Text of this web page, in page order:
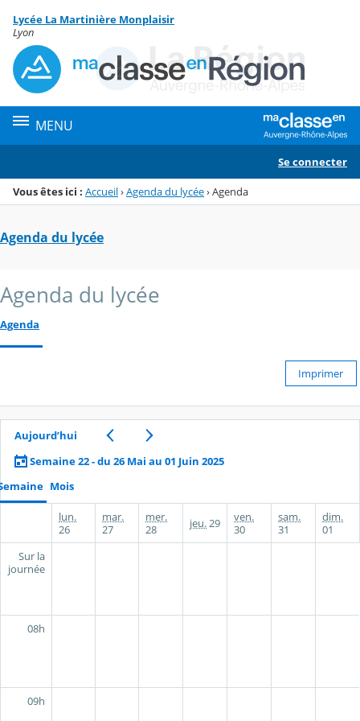
Menu de la rubrique
Contenu
Lycée La Martinière Monplaisir
Lyon
MENU
Se connecter
Vous êtes ici : Accueil›Agenda du lycée›Agenda
Agenda du lycée
Agenda du lycée
Agenda
Imprimer
Aujourd’hui
Semaine 22 - du 26 Mai au 01 Juin 2025
Mois
lun.
26
mar.
27
mer.
28
jeu. 29
ven.
30
sam.
31
dim.
01
Sur la
journée
08h
09h